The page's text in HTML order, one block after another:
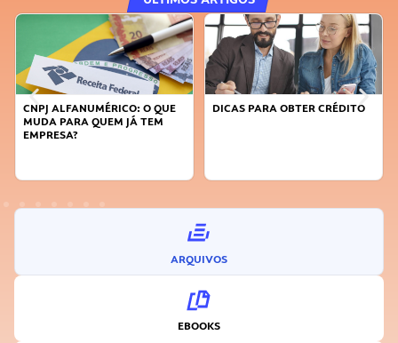
CNPJ ALFANUMÉRICO: O QUE
MUDA PARA QUEM JÁ TEM
EMPRESA?
DICAS PARA OBTER CRÉDITO
ARQUIVOS
EBOOKS